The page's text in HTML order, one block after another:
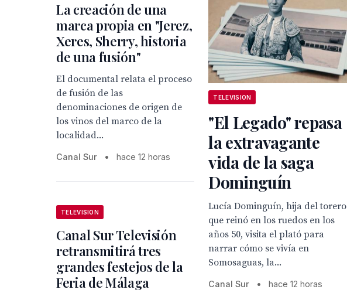
La creación de una
marca propia en "Jerez,
Xeres, Sherry, historia
de una fusión"
El documental relata el proceso
de fusión de las
denominaciones de origen de
los vinos del marco de la
localidad...
Canal Sur • hace 12 horas
TELEVISION
"El Legado" repasa
la extravagante
vida de la saga
Dominguín
Lucía Dominguín, hija del torero
que reinó en los ruedos en los
años 50, visita el plató para
narrar cómo se vivía en
Somosaguas, la...
Canal Sur • hace 12 horas
TELEVISION
Canal Sur Televisión
retransmitirá tres
grandes festejos de la
Feria de Málaga